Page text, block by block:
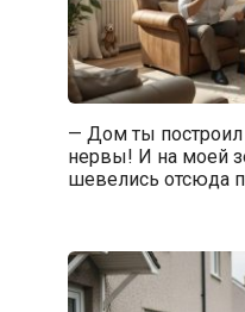
— Дом ты
нервы! И на моей
шевелись отсюда